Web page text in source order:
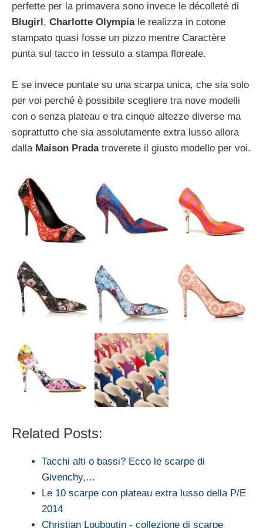
perfette per la primavera sono invece le décolleté di
Blugirl , Charlotte Olympiale realizza in cotone
stampato quasi fosse un pizzo mentre Caractère
punta sul tacco in tessuto a stampa floreale.
E se invece puntate su una scarpa unica, che sia solo
per voi perché è possibile scegliere tra nove modelli
con o senza plateau e tra cinque altezze diverse ma
soprattutto che sia assolutamente extra lusso allora
dalla Maison Pradatroverete il giusto modello per voi.
Related Posts:
Tacchi alti o bassi? Ecco le scarpe di
Givenchy,…
Le 10 scarpe con plateau extra lusso della P/E
2014
Christian Louboutin - collezione di scarpe